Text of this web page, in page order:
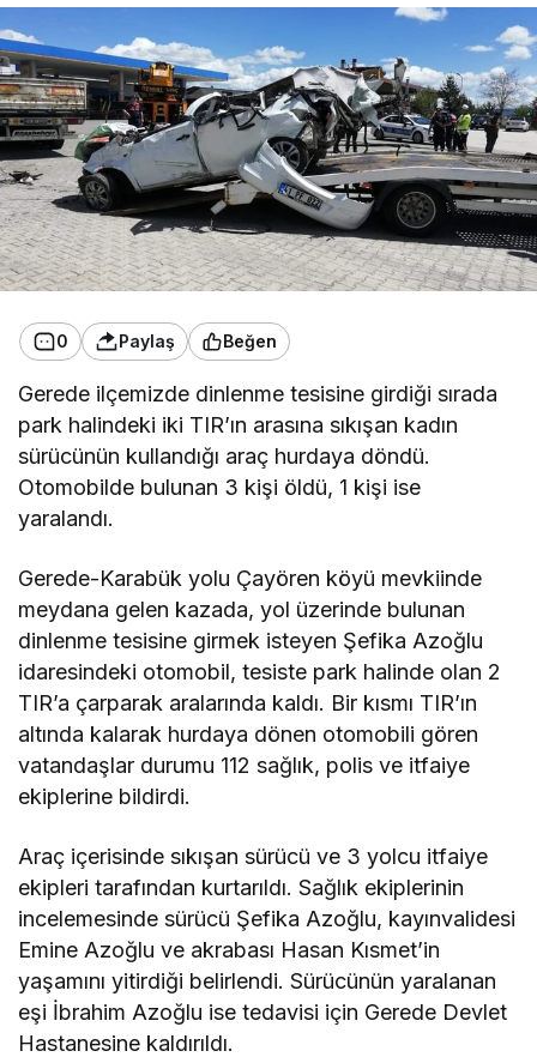
0 Paylaş Beğen
Gerede ilçemizde dinlenme tesisine girdiği sırada
park halindeki iki TIR’ın arasına sıkışan kadın
sürücünün kullandığı araç hurdaya döndü.
Otomobilde bulunan 3 kişi öldü, 1 kişi ise
yaralandı.
Gerede-Karabük yolu Çayören köyü mevkiinde
meydana gelen kazada, yol üzerinde bulunan
dinlenme tesisine girmek isteyen Şefika Azoğlu
idaresindeki otomobil, tesiste park halinde olan 2
TIR’a çarparak aralarında kaldı. Bir kısmı TIR’ın
altında kalarak hurdaya dönen otomobili gören
vatandaşlar durumu 112 sağlık, polis ve itfaiye
ekiplerine bildirdi.
Araç içerisinde sıkışan sürücü ve 3 yolcu itfaiye
ekipleri tarafından kurtarıldı. Sağlık ekiplerinin
incelemesinde sürücü Şefika Azoğlu, kayınvalidesi
Emine Azoğlu ve akrabası Hasan Kısmet’in
yaşamını yitirdiği belirlendi. Sürücünün yaralanan
eşi İbrahim Azoğlu ise tedavisi için Gerede Devlet
Hastanesine kaldırıldı.